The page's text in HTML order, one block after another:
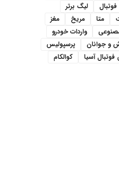
فوتبال
لیگ برتر
متا مریخ
مغز
واردات خودرو
و جوانان
پرسپولیس
فوتبال آسیا
کوالکام